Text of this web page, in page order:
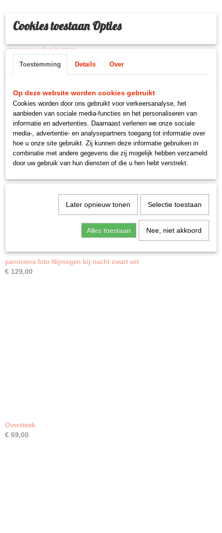
Kan met of zonder lijst geleverd worden
eventueel lijst naar keuze met of zonder passpartou en ook welk glas u
ervoor zou willen hebben
Foto's kunnen ook op aluminium gedrukt worden met een glans of mat of
op dibond is ook een optie
Ook interessant
panorama foto Nijmegen bij nacht zwart wit
€ 129,00
Oversteek
€ 69,00
Cookies toestaan Opties
Toestemming Details Over
Op deze website worden cookies gebruikt
Cookies worden door ons gebruikt voor verkeersanalyse, het
aanbieden van sociale media-functies en het personaliseren van
informatie en advertenties. Daarnaast verlenen we onze sociale
media-, advertentie- en analysepartners toegang tot informatie over
hoe u onze site gebruikt. Zij kunnen deze informatie gebruiken in
combinatie met andere gegevens die zij mogelijk hebben verzameld
door uw gebruik van hun diensten of die u hen hebt verstrekt.
Later opnieuw tonen Selectie toestaan
Alles toestaan Nee, niet akkoord